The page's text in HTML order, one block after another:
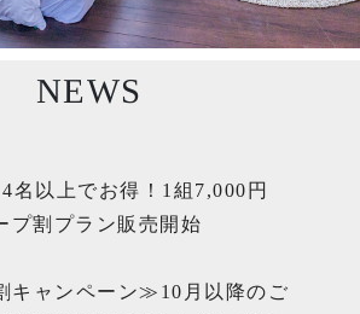
NEWS
4名以上でお得！1組7,000円
プ割プラン販売開始
キャンペーン≫10月以降のご